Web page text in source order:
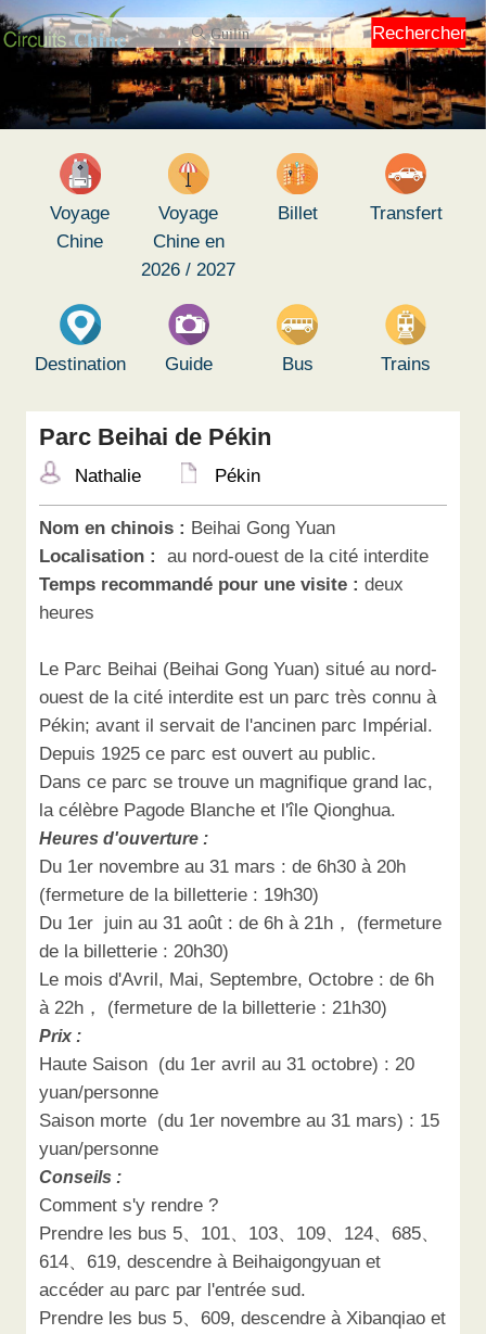
Rechercher
Voyage
Chine
Voyage
Chine en
2026 / 2027
Billet Transfert
Destination Guide Bus Trains
Parc Beihai de Pékin
Nathalie Pékin
Nom en chinois : Beihai Gong Yuan
Localisation : au nord-ouest de la cité interdite
Temps recommandé pour une visite : deux
heures
Le Parc Beihai (Beihai Gong Yuan) situé au nord-
ouest de la cité interdite est un parc très connu à
Pékin; avant il servait de l'ancinen parc Impérial.
Depuis 1925 ce parc est ouvert au public.
Dans ce parc se trouve un magnifique grand lac,
la célèbre Pagode Blanche et l'île Qionghua.
Heures d'ouverture :
Du 1er novembre au 31 mars : de 6h30 à 20h
(fermeture de la billetterie : 19h30)
Du 1er juin au 31 août : de 6h à 21h， (fermeture
de la billetterie : 20h30)
Le mois d'Avril, Mai, Septembre, Octobre : de 6h
à 22h， (fermeture de la billetterie : 21h30)
Prix :
Haute Saison (du 1er avril au 31 octobre) : 20
yuan/personne
Saison morte (du 1er novembre au 31 mars) : 15
yuan/personne
Conseils :
Comment s'y rendre ?
Prendre les bus 5、101、103、109、124、685、
614、619, descendre à Beihaigongyuan et
accéder au parc par l'entrée sud.
Prendre les bus 5、609, descendre à Xibanqiao et